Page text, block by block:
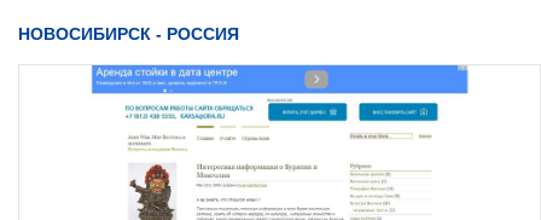
НОВОСИБИРСК - РОССИЯ